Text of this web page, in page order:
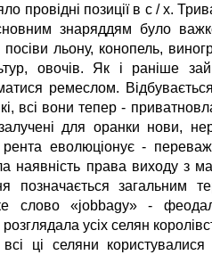
провідні позиції в с / х.
знаряддям було
льону, конопель,
овочів. Як і раніше
ремеслом. Відбувається
всі вони тепер -
для оранки нови,
еволюціонує -
наявність права виходу з
загальним
слово «jobbagy» -
усіх селян
ці селяни користувалися